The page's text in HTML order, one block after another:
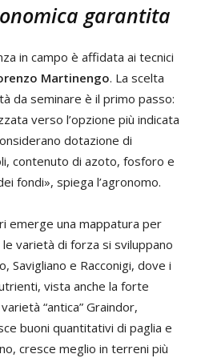
garantita
in campo è affidata ai tecnici
Martinengo. La scelta
da seminare è il primo passo:
verso l’opzione più indicata
dotazione di
contenuto di azoto, fosforo e
fondi», spiega l’agronomo.
emerge una mappatura per
varietà di forza si sviluppano
Savigliano e Racconigi, dove i
vista anche la forte
“antica” Graindor,
buoni quantitativi di paglia e
cresce meglio in terreni più